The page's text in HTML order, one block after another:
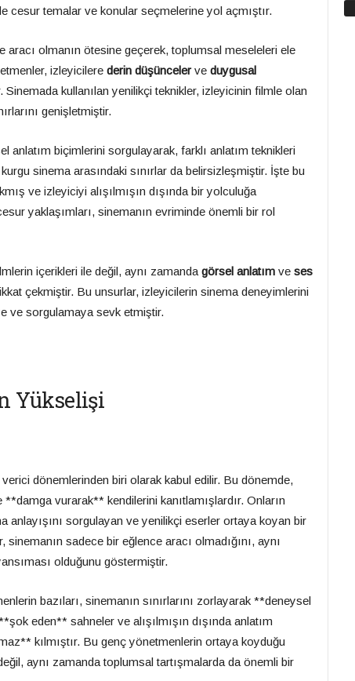
cesur temalar ve konular seçmelerine yol açmıştır.
olmanın ötesine geçerek, toplumsal meseleleri ele
izleyicilere derin düşüncelerve duygusal
kullanılan yenilikçi teknikler, izleyicinin filmle olan
genişletmiştir.
anlatım biçimlerini sorgulayarak, farklı anlatım teknikleri
sinema arasındaki sınırlar da belirsizleşmiştir. İşte bu
ve izleyiciyi alışılmışın dışında bir yolculuğa
yaklaşımları, sinemanın evriminde önemli bir rol
içerikleri ile değil, aynı zamanda görsel anlatımve ses
çekmiştir. Bu unsurlar, izleyicilerin sinema deneyimlerini
ve sorgulamaya sevk etmiştir.
Yükselişi
dönemlerinden biri olarak kabul edilir. Bu dönemde,
vurarak** kendilerini kanıtlamışlardır. Onların
anlayışını sorgulayan ve yenilikçi eserler ortaya koyan bir
sadece bir eğlence aracı olmadığını, aynı
olduğunu göstermiştir.
bazıları, sinemanın sınırlarını zorlayarak **deneysel
eden** sahneler ve alışılmışın dışında anlatım
kılmıştır. Bu genç yönetmenlerin ortaya koyduğu
aynı zamanda toplumsal tartışmalarda da önemli bir